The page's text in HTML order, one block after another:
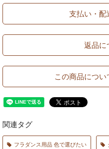
支払い・配
返品に
この商品につい
関連タグ
フラダンス用品 色で選びたい